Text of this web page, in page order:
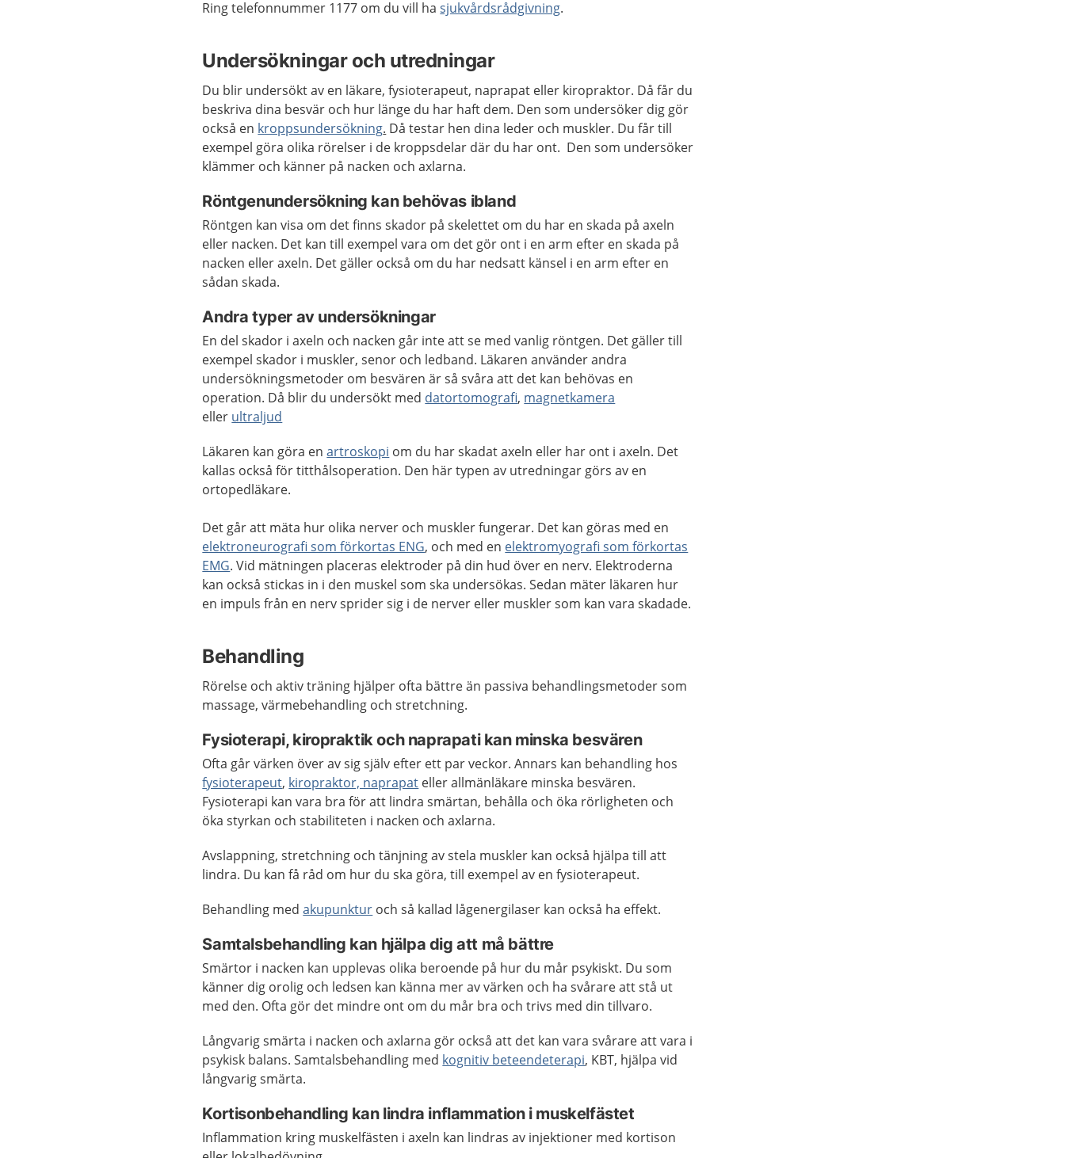
Ring telefonnummer 1177 om du vill hasjukvårdsrådgivning.
Undersökningar och utredningar
Du blir undersökt av en läkare, fysioterapeut, naprapat eller kiropraktor. Då får du
beskriva dina besvär och hur länge du har haft dem. Den som undersöker dig gör
också en kroppsundersökning. Då testar hen dina leder och muskler. Du får till
exempel göra olika rörelser i de kroppsdelar där du har ont. Den som undersöker
klämmer och känner på nacken och axlarna.
Röntgenundersökning kan behövas ibland
Röntgen kan visa om det finns skador på skelettet om du har en skada på axeln
eller nacken. Det kan till exempel vara om det gör ont i en arm efter en skada på
nacken eller axeln. Det gäller också om du har nedsatt känsel i en arm efter en
sådan skada.
Andra typer av undersökningar
En del skador i axeln och nacken går inte att se med vanlig röntgen. Det gäller till
exempel skador i muskler, senor och ledband. Läkaren använder andra
undersökningsmetoder om besvären är så svåra att det kan behövas en
operation. Då blir du undersökt med datortomografi, magnetkamera
eller ultraljud
Läkaren kan göra enartroskopi om du har skadat axeln eller har ont i axeln. Det
kallas också för titthålsoperation. Den här typen av utredningar görs av en
ortopedläkare.
Det går att mäta hur olika nerver och muskler fungerar. Det kan göras med en
elektroneurografi som förkortas ENG, och med en elektromyografi som förkortas
EMG. Vid mätningen placeras elektroder på din hud över en nerv. Elektroderna
kan också stickas in i den muskel som ska undersökas. Sedan mäter läkaren hur
en impuls från en nerv sprider sig i de nerver eller muskler som kan vara skadade.
Behandling
Rörelse och aktiv träning hjälper ofta bättre än passiva behandlingsmetoder som
massage, värmebehandling och stretchning.
Fysioterapi, kiropraktik och naprapati kan minska besvären
Ofta går värken över av sig själv efter ett par veckor. Annars kan behandling hos
fysioterapeut, kiropraktor, naprapat eller allmänläkare minska besvären.
Fysioterapi kan vara bra för att lindra smärtan, behålla och öka rörligheten och
öka styrkan och stabiliteten i nacken och axlarna.
Avslappning, stretchning och tänjning av stela muskler kan också hjälpa till att
lindra. Du kan få råd om hur du ska göra, till exempel av en fysioterapeut.
Behandling medakupunktur och så kallad lågenergilaser kan också ha effekt.
Samtalsbehandling kan hjälpa dig att må bättre
Smärtor i nacken kan upplevas olika beroende på hur du mår psykiskt. Du som
känner dig orolig och ledsen kan känna mer av värken och ha svårare att stå ut
med den. Ofta gör det mindre ont om du mår bra och trivs med din tillvaro.
Långvarig smärta i nacken och axlarna gör också att det kan vara svårare att vara i
psykisk balans. Samtalsbehandling med kognitiv beteendeterapi, KBT, hjälpa vid
långvarig smärta.
Kortisonbehandling kan lindra inflammation i muskelfästet
Inflammation kring muskelfästen i axeln kan lindras av injektioner med kortison